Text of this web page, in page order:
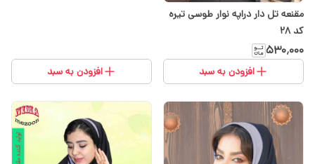
مقنعه تل دار دراپه نوار طوسی تیره
کد 28
۵۳۰٬۰۰۰
افزودن به سبد افزودن به سبد